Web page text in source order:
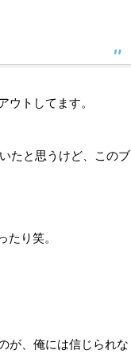
トしてます。
たと思うけど、このブ
り笑。
が、俺には信じられな